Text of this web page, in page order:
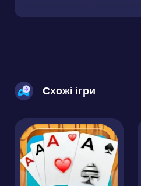
Схожі ігри